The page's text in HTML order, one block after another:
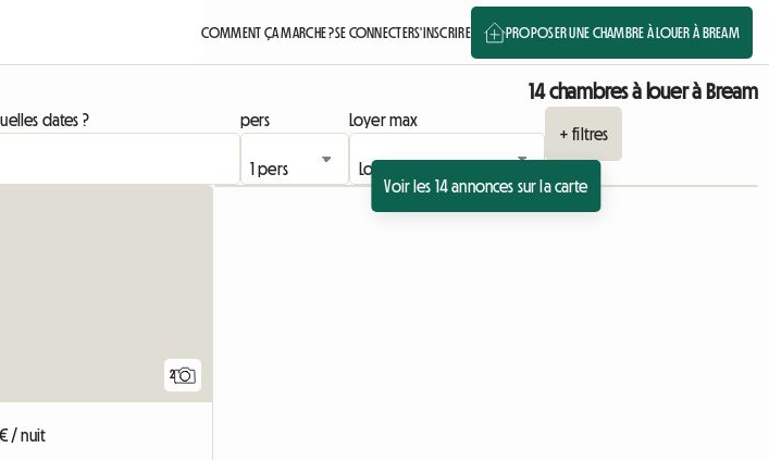
COMMENT ÇA MARCHE ?SE CONNECTERS'INSCRIRE PROPOSER UNE CHAMBRE À LOUER À BREAM
14 chambres à louer à Bream
dates ? pers
Loyer max
+ filtres
Voir les 14 annonces sur la carte
2
/ nuit